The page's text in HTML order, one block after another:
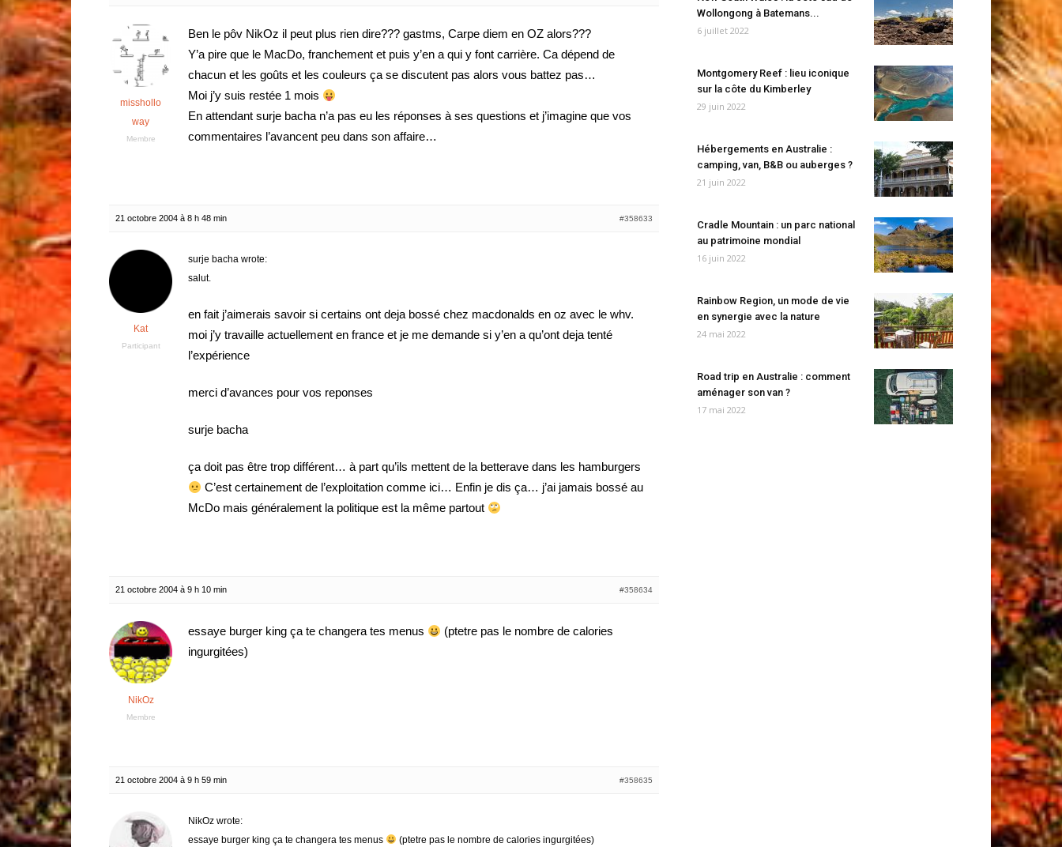
misshollo
way
Membre
Ben le pôv NikOz il peut plus rien dire??? gastms, Carpe diem en OZ alors???
Y’a pire que le MacDo, franchement et puis y’en a qui y font carrière. Ca dépend de
chacun et les goûts et les couleurs ça se discutent pas alors vous battez pas…
Moi j’y suis restée 1 mois
En attendant surje bacha n’a pas eu les réponses à ses questions et j’imagine que vos
commentaires l’avancent peu dans son affaire…
21 octobre 2004 à 8 h 48 min #358633
Kat
Participant
surje bacha wrote:
salut.
en fait j’aimerais savoir si certains ont deja bossé chez macdonalds en oz avec le whv.
moi j’y travaille actuellement en france et je me demande si y’en a qu’ont deja tenté
l’expérience
merci d’avances pour vos reponses
surje bacha
ça doit pas être trop différent… à part qu’ils mettent de la betterave dans les hamburgers
C’est certainement de l’exploitation comme ici… Enfin je dis ça… j’ai jamais bossé au
McDo mais généralement la politique est la même partout
21 octobre 2004 à 9 h 10 min #358634
NikOz
Membre
essaye burger king ça te changera tes menus
(ptetre pas le nombre de calories
ingurgitées)
21 octobre 2004 à 9 h 59 min #358635
NikOz wrote:
essaye burger king ça te changera tes menus
(ptetre pas le nombre de calories ingurgitées)
Wollongong à Batemans...
6 juillet 2022
Montgomery Reef : lieu iconique
sur la côte du Kimberley
29 juin 2022
Hébergements en Australie :
camping, van, B&B ou auberges ?
21 juin 2022
Cradle Mountain : un parc national
au patrimoine mondial
16 juin 2022
Rainbow Region, un mode de vie
en synergie avec la nature
24 mai 2022
Road trip en Australie : comment
aménager son van ?
17 mai 2022